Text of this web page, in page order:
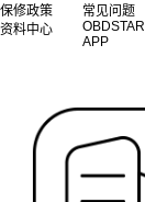
保修政策 常见问题
资料中心
OBDSTAR
APP